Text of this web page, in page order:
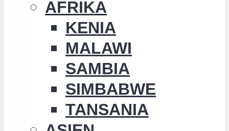
AFRIKA
KENIA
MALAWI
SAMBIA
SIMBABWE
TANSANIA